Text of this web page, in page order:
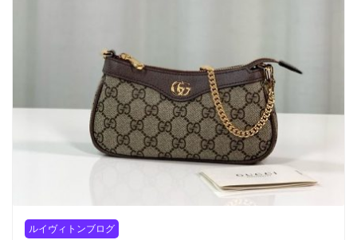
ルイヴィトンブログ